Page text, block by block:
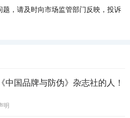
，请及时向市场监管部门反映，投诉
中国品牌与防伪》杂志社的人！
明